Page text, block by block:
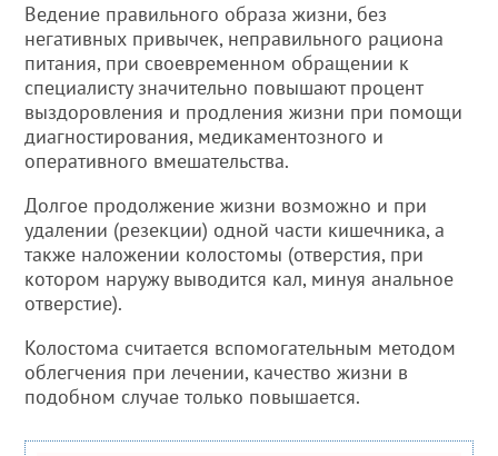
Ведение правильного образа жизни, без
негативных привычек, неправильного рациона
питания, при своевременном обращении к
специалисту значительно повышают процент
выздоровления и продления жизни при помощи
диагностирования, медикаментозного и
оперативного вмешательства.
Долгое продолжение жизни возможно и при
удалении (резекции) одной части кишечника, а
также наложении колостомы (отверстия, при
котором наружу выводится кал, минуя анальное
отверстие).
Колостома считается вспомогательным методом
облегчения при лечении, качество жизни в
подобном случае только повышается.